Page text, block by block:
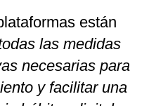
están
las medidas
necesarias para
y facilitar una